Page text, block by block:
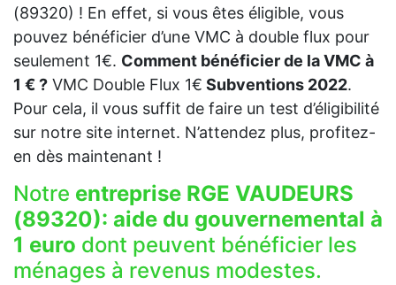
(89320) ! En effet, si vous êtes éligible, vous
pouvez bénéficier d’une VMC à double flux pour
seulement 1€. Comment bénéficier de la VMC à
1 € ? VMC Double Flux 1€ Subventions 2022.
Pour cela, il vous suffit de faire un test d’éligibilité
sur notre site internet. N’attendez plus, profitez-
en dès maintenant !
Notre entreprise RGE VAUDEURS
(89320): aide du gouvernemental à
1 euro dont peuvent bénéficier les
ménages à revenus modestes.